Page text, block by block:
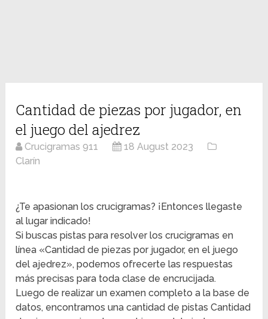
Cantidad de piezas por jugador, en
el juego del ajedrez
Crucigramas 911
18 August 2023
Clarín
¿Te apasionan los crucigramas? ¡Entonces llegaste
al lugar indicado!
Si buscas pistas para resolver los crucigramas en
línea «Cantidad de piezas por jugador, en el juego
del ajedrez», podemos ofrecerte las respuestas
más precisas para toda clase de encrucijada.
Luego de realizar un examen completo a la base de
datos, encontramos una cantidad de pistas Cantidad